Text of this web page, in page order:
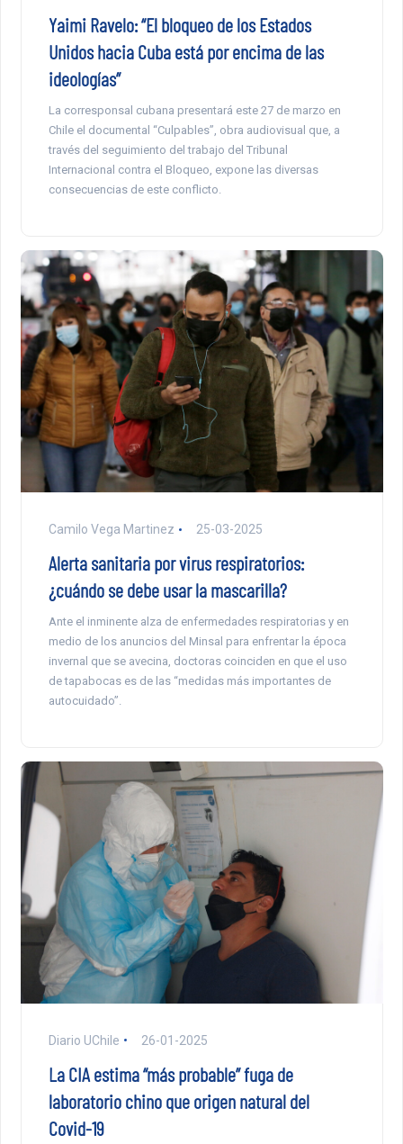
Yaimi Ravelo: “El bloqueo de los Estados
Unidos hacia Cuba está por encima de las
ideologías”
La corresponsal cubana presentará este 27 de marzo en
Chile el documental “Culpables”, obra audiovisual que, a
través del seguimiento del trabajo del Tribunal
Internacional contra el Bloqueo, expone las diversas
consecuencias de este conflicto.
Camilo Vega Martinez 25-03-2025
Alerta sanitaria por virus respiratorios:
¿cuándo se debe usar la mascarilla?
Ante el inminente alza de enfermedades respiratorias y en
medio de los anuncios del Minsal para enfrentar la época
invernal que se avecina, doctoras coinciden en que el uso
de tapabocas es de las “medidas más importantes de
autocuidado”.
Diario UChile 26-01-2025
La CIA estima “más probable” fuga de
laboratorio chino que origen natural del
Covid-19